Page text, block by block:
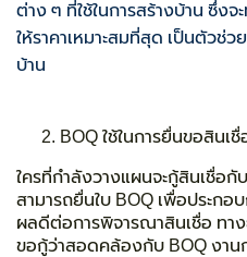
ต่าง ๆ ที่ใช้ในการสร้างบ้าน ซึ่งจ
ให้ราคาเหมาะสมที่สุด เป็นตัวช่ว
บ้าน
BOQ ใช้ในการยื่นขอสินเชื่
ใครที่กำลังวางแผนจะกู้สินเชื่อ
สามารถยื่นใบ BOQ เพื่อประกอ
ผลดีต่อการพิจารณาสินเชื่อ ทา
ขอกู้ว่าสอดคล้องกับ BOQ งาน